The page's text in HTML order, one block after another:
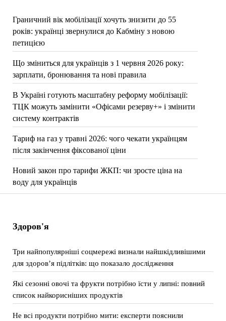
Граничний вік мобілізації хочуть знизити до 55
років: українці звернулися до Кабміну з новою
петицією
Що зміниться для українців з 1 червня 2026 року:
зарплати, бронювання та нові правила
В Україні готують масштабну реформу мобілізації:
ТЦК можуть замінити «Офісами резерву+» і змінити
систему контрактів
Тариф на газ у травні 2026: чого чекати українцям
після закінчення фіксованої ціни
Новий закон про тарифи ЖКП: чи зросте ціна на
воду для українців
Здоров'я
Три найпопулярніші соцмережі визнали найшкідливішими
для здоров’я підлітків: що показало дослідження
Які сезонні овочі та фрукти потрібно їсти у липні: повний
список найкорисніших продуктів
Не всі продукти потрібно мити: експерти пояснили